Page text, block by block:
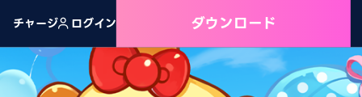
チャージ ログイン ダウンロード